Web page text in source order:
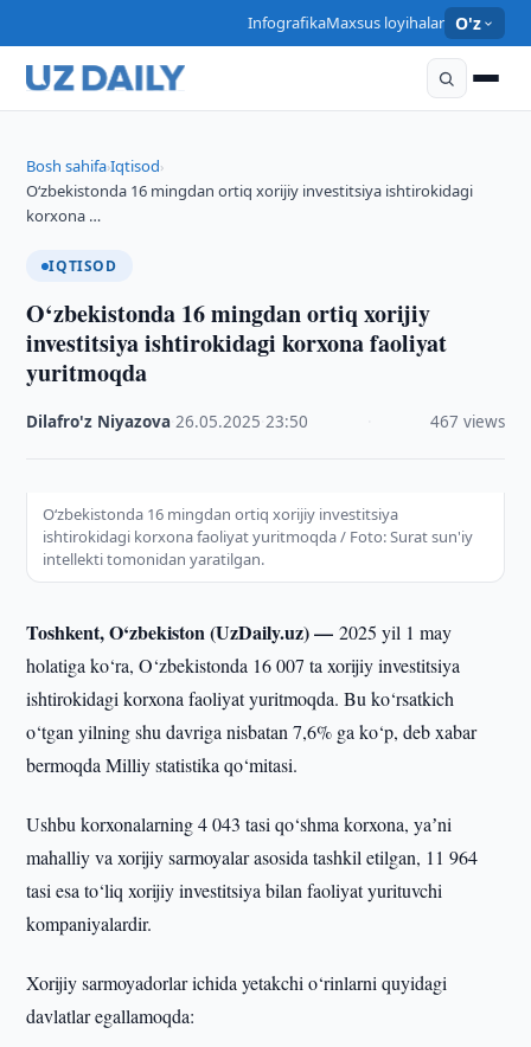
InfografikaMaxsus loyihalar O'z
Bosh sahifa›Iqtisod›
O‘zbekistonda 16 mingdan ortiq xorijiy investitsiya ishtirokidagi
korxona …
IQTISOD
O‘zbekistonda 16 mingdan ortiq xorijiy
investitsiya ishtirokidagi korxona faoliyat
yuritmoqda
Dilafro'z Niyazova ·26.05.2025 ·23:50 467 views
O‘zbekistonda 16 mingdan ortiq xorijiy investitsiya
ishtirokidagi korxona faoliyat yuritmoqda / Foto: Surat sun'iy
intellekti tomonidan yaratilgan.
Toshkent, O‘zbekiston (UzDaily.uz) —2025 yil 1 may
holatiga ko‘ra, O‘zbekistonda 16 007 ta xorijiy investitsiya
ishtirokidagi korxona faoliyat yuritmoqda. Bu ko‘rsatkich
o‘tgan yilning shu davriga nisbatan 7,6% ga ko‘p, deb xabar
bermoqda Milliy statistika qo‘mitasi.
Ushbu korxonalarning 4 043 tasi qo‘shma korxona, yaʼni
mahalliy va xorijiy sarmoyalar asosida tashkil etilgan, 11 964
tasi esa to‘liq xorijiy investitsiya bilan faoliyat yurituvchi
kompaniyalardir.
Xorijiy sarmoyadorlar ichida yetakchi o‘rinlarni quyidagi
davlatlar egallamoqda: